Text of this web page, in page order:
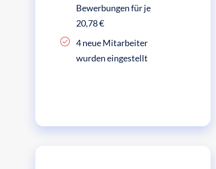
Bewerbungen für je
20,78 €
4 neue Mitarbeiter
wurden eingestellt